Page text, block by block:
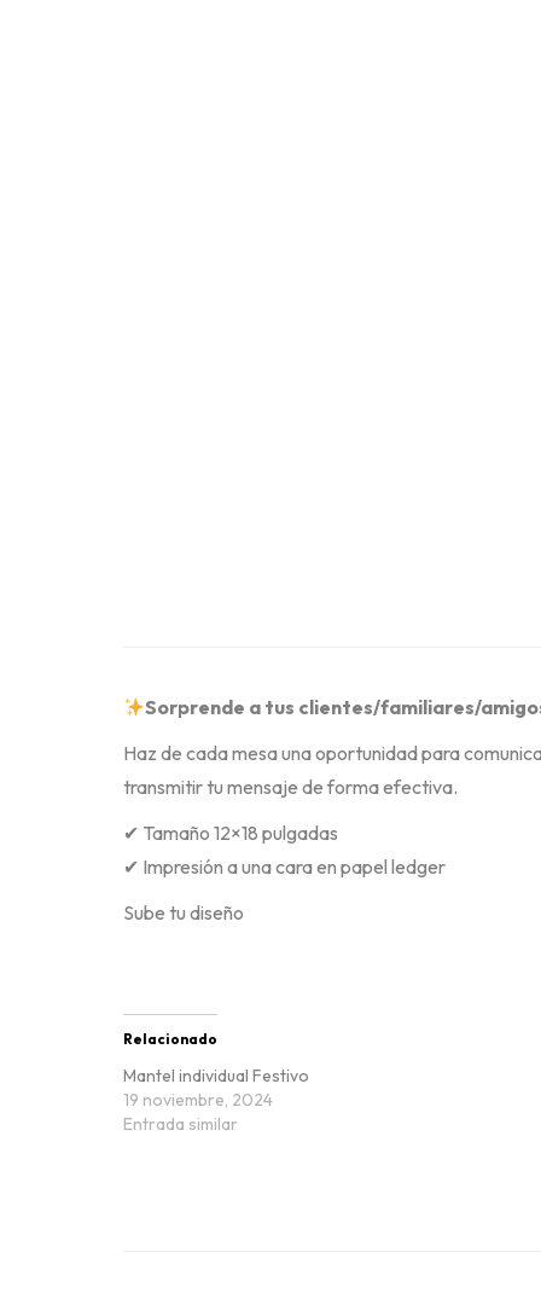
Sorprende a tus clientes/familiares/
Haz de cada mesa una oportunidad para
transmitir tu mensaje de forma efectiva.
✔ Tamaño 12×18 pulgadas
✔ Impresión a una cara en papel ledger
Sube tu diseño
Relacionado
Mantel individual Festivo
19 noviembre, 2024
Entrada similar